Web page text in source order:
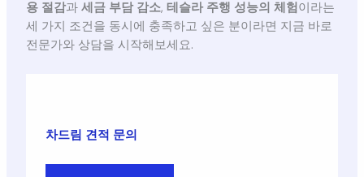
용 절감과 세금 부담 감소, 테슬라 주행 성능의 체험 이라는
세 가지 조건을 동시에 충족하고 싶은 분이라면 지금 바로
전문가와 상담을 시작해보세요.
차드림 견적 문의